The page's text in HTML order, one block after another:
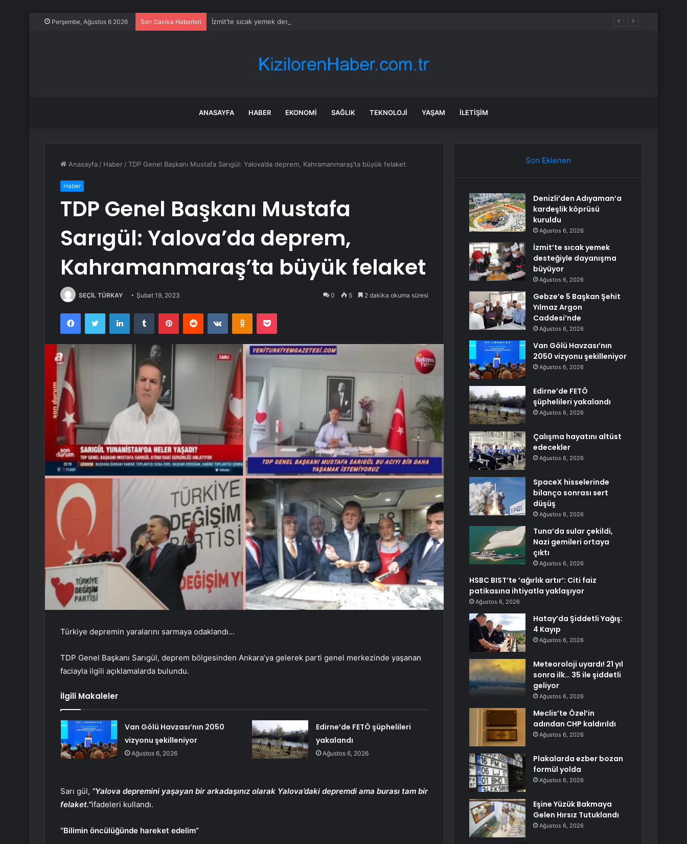
Perşembe, Ağustos 6 2026 Son Dakika Haberleri İzmit’te sıcak yemek desteğiyle dayanışma büyüyor
ANASAYFA HABER EKONOMI SAĞLIK TEKNOLOJI YAŞAM İLETIŞIM
Anasayfa / Haber /TDP Genel Başkanı Mustafa Sarıgül: Yalova’da deprem, Kahramanmaraş’ta büyük felaket
Haber
TDP Genel Başkanı Mustafa
Sarıgül: Yalova’da deprem,
Kahramanmaraş’ta büyük felaket
SEÇİL TÜRKAY Şubat 19, 2023 0 5 2 dakika okuma süresi
FacebookTwitter LinkedInTumblr PinterestReddit VKontakteOdnoklassniki
Pocket
Türkiye depremin yaralarını sarmaya odaklandı…
TDP Genel Başkanı Sarıgül, deprem bölgesinden Ankara’ya gelerek parti genel merkezinde yaşanan
faciayla ilgili açıklamalarda bulundu.
İlgili Makaleler
Van Gölü Havzası’nın 2050
vizyonu şekilleniyor
Ağustos 6, 2026
Edirne’de FETÖ şüphelileri
yakalandı
Ağustos 6, 2026
Sarı gül, “Yalova depremini yaşayan bir arkadaşınız olarak Yalova’daki depremdi ama burası tam bir
felaket.”ifadeleri kullandı.
“Bilimin öncülüğünde hareket edelim”
Son Eklenen
Denizli’den Adıyaman’a
kardeşlik köprüsü
kuruldu
Ağustos 6, 2026
İzmit’te sıcak yemek
desteğiyle dayanışma
büyüyor
Ağustos 6, 2026
Gebze’e 5 Başkan Şehit
Yılmaz Argon
Caddesi’nde
Ağustos 6, 2026
Van Gölü Havzası’nın
2050 vizyonu şekilleniyor
Ağustos 6, 2026
Edirne’de FETÖ
şüphelileri yakalandı
Ağustos 6, 2026
Çalışma hayatını altüst
edecekler
Ağustos 6, 2026
SpaceX hisselerinde
bilanço sonrası sert
düşüş
Ağustos 6, 2026
Tuna’da sular çekildi,
Nazi gemileri ortaya
çıktı
Ağustos 6, 2026
HSBC BIST’te ’ağırlık artır’: Citi faiz
patikasına ihtiyatla yaklaşıyor
Ağustos 6, 2026
Hatay’da Şiddetli Yağış:
4 Kayıp
Ağustos 6, 2026
Meteoroloji uyardı! 21 yıl
sonra ilk… 35 ile şiddetli
geliyor
Ağustos 6, 2026
Meclis’te Özel’in
adından CHP kaldırıldı
Ağustos 6, 2026
Plakalarda ezber bozan
formül yolda
Ağustos 6, 2026
Eşine Yüzük Bakmaya
Gelen Hırsız Tutuklandı
Ağustos 6, 2026